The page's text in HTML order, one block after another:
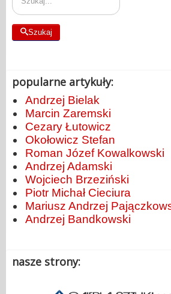
Szukaj
popularne artykuły:
Andrzej Bielak
Marcin Zaremski
Cezary Łutowicz
Okołowicz Stefan
Roman Józef Kowalkowski
Andrzej Adamski
Wojciech Brzeziński
Piotr Michał Cieciura
Mariusz Andrzej
Andrzej Bandkowski
nasze strony: